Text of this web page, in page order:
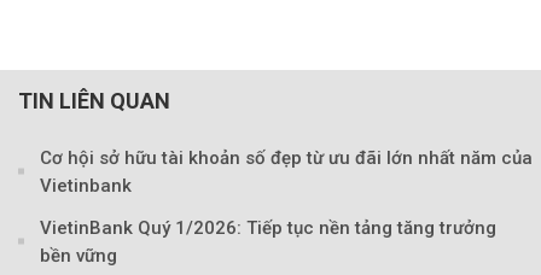
TIN LIÊN QUAN
Cơ hội sở hữu tài khoản số đẹp từ ưu đãi lớn nhất năm của
Vietinbank
VietinBank Quý 1/2026: Tiếp tục nền tảng tăng trưởng
bền vững